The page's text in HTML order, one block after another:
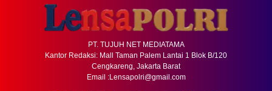
PT. TUJUH NET MEDIATAMA
Kantor Redaksi: Mall Taman Palem Lantai 1 Blok B/120
Cengkareng, Jakarta Barat
Email :Lensapolri@gmail.com